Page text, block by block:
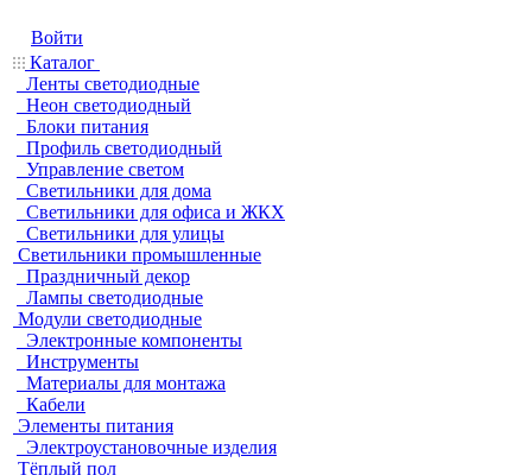
Войти
Каталог
Ленты светодиодные
Неон светодиодный
Блоки питания
Профиль светодиодный
Управление светом
Светильники для дома
Светильники для офиса и ЖКХ
Светильники для улицы
Светильники промышленные
Праздничный декор
Лампы светодиодные
Модули светодиодные
Электронные компоненты
Инструменты
Материалы для монтажа
Кабели
Элементы питания
Электроустановочные изделия
Тёплый пол